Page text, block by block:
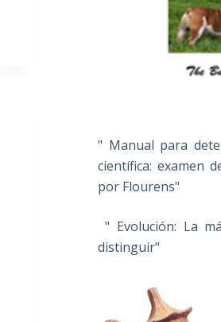
" Manual para
científica: examen
por Flourens"
" Evolución: La
distinguir"